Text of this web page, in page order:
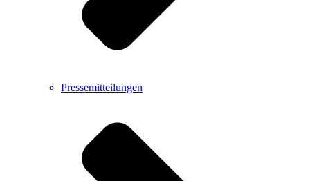
Pressemitteilungen